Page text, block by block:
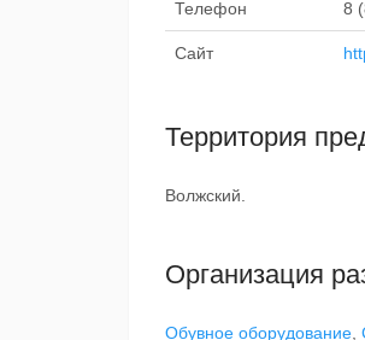
Телефон 8
Сайт
Территория
Волжский.
Организация
Обувное оборудование